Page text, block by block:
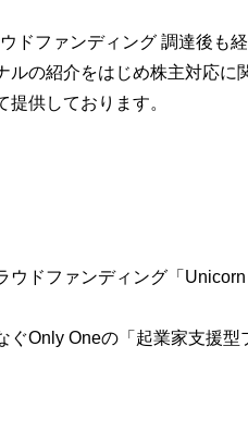
ドファンディング 調達後も
の紹介をはじめ株主対応に
供しております。
ウドファンディング「Unicorn
Only Oneの「起業家支援型